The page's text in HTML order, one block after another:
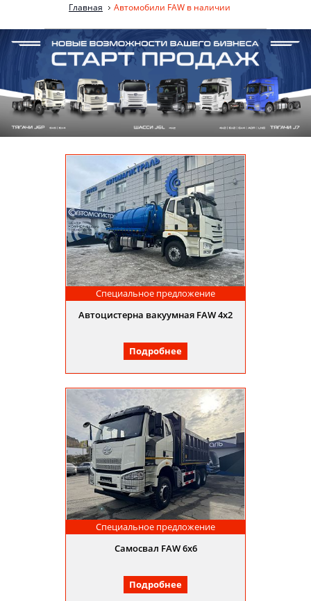
Главная Автомобили FAW в наличии
Специальное предложение
Автоцистерна вакуумная FAW 4х2
Подробнее
Специальное предложение
Самосвал FAW 6х6
Подробнее